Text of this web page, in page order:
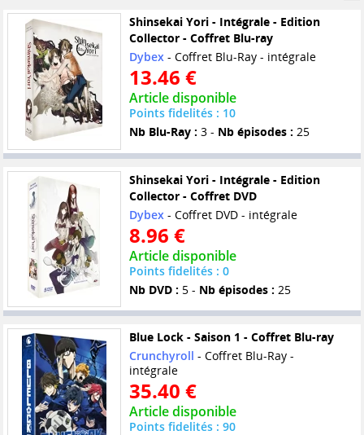
Shinsekai Yori - Intégrale - Edition
Collector - Coffret Blu-ray
Dybex- Coffret Blu-Ray - intégrale
13.46 €
Article disponible
Points fidelités : 10
Nb Blu-Ray : 3 - Nb épisodes : 25
Shinsekai Yori - Intégrale - Edition
Collector - Coffret DVD
Dybex - Coffret DVD - intégrale
8.96 €
Article disponible
Points fidelités : 0
Nb DVD : 5 - Nb épisodes : 25
Blue Lock - Saison 1 - Coffret Blu-ray
Crunchyroll - Coffret Blu-Ray -
intégrale
35.40 €
Article disponible
Points fidelités : 90